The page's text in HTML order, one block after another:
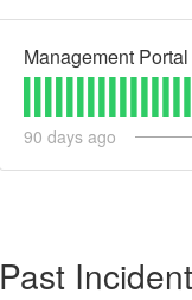
Management
90 days ago
Past